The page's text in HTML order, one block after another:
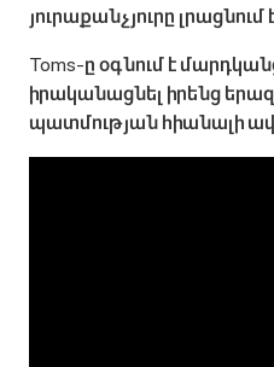
յուրաքանչյուրը
Toms-ը օգնում է
իրականացնել իրենց
պատմության հիանալի